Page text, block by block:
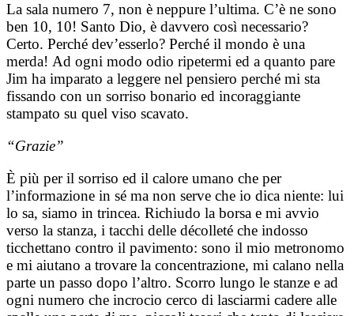
La sala numero 7, non è neppure l’ultima. C’è ne sono
ben 10, 10! Santo Dio, è davvero così necessario?
Certo. Perché dev’esserlo? Perché il mondo è una
merda! Ad ogni modo odio ripetermi ed a quanto pare
Jim ha imparato a leggere nel pensiero perché mi sta
fissando con un sorriso bonario ed incoraggiante
stampato su quel viso scavato.
“Grazie”
È più per il sorriso ed il calore umano che per
l’informazione in sé ma non serve che io dica niente: lui
lo sa, siamo in trincea. Richiudo la borsa e mi avvio
verso la stanza, i tacchi delle décolleté che indosso
ticchettano contro il pavimento: sono il mio metronomo
e mi aiutano a trovare la concentrazione, mi calano nella
parte un passo dopo l’altro. Scorro lungo le stanze e ad
ogni numero che incrocio cerco di lasciarmi cadere alle